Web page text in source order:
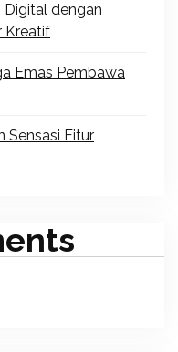
Digital dengan
Kreatif
Emas Pembawa
Sensasi Fitur